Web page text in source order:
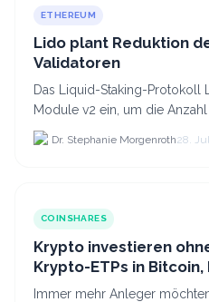
ETHEREUM
Lido plant Reduktion
Validatoren
Das Liquid-Staking-Protokoll
Module v2 ein, um die
von 880.000 auf etwa 628.
Dr. Stephanie Morgenroth28.
COINSHARES
Krypto investieren
Krypto-ETPs in
anlegst
Immer mehr Anleger